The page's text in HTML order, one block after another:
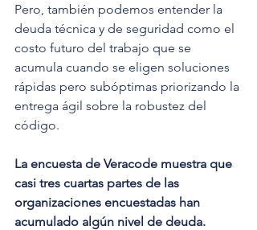
Pero, también podemos entender la
deuda técnica y de seguridad como el
costo futuro del trabajo que se
acumula cuando se eligen soluciones
rápidas pero subóptimas priorizando la
entrega ágil sobre la robustez del
código.
La encuesta de Veracode muestra que
casi tres cuartas partes de las
organizaciones encuestadas han
acumulado algún nivel de deuda.